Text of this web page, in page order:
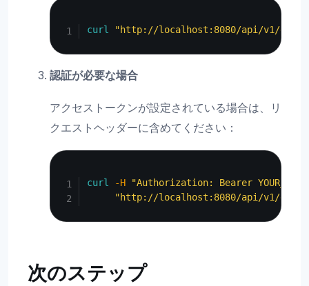
curl "http://localhost:8080/api/v1/
認証が必要な場合
アクセストークンが設定されている場合は、リ
クエストヘッダーに含めてください：
curl -H
"Authorization: Bearer
"http://localhost:8080/api/v1/
次のステップ